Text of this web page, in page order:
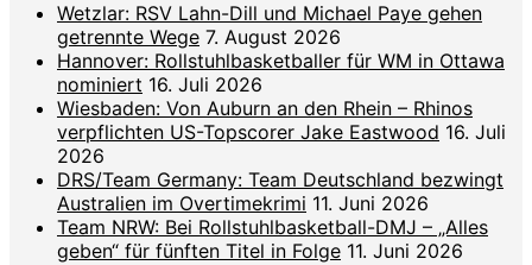
Wetzlar: RSV Lahn-Dill und Michael Paye gehen
getrennte Wege 7. August 2026
Hannover: Rollstuhlbasketballer für WM in Ottawa
nominiert 16. Juli 2026
Wiesbaden: Von Auburn an den Rhein – Rhinos
verpflichten US-Topscorer Jake Eastwood 16. Juli
2026
DRS/Team Germany: Team Deutschland bezwingt
Australien im Overtimekrimi 11. Juni 2026
Team NRW: Bei Rollstuhlbasketball-DMJ – „Alles
geben“ für fünften Titel in Folge 11. Juni 2026